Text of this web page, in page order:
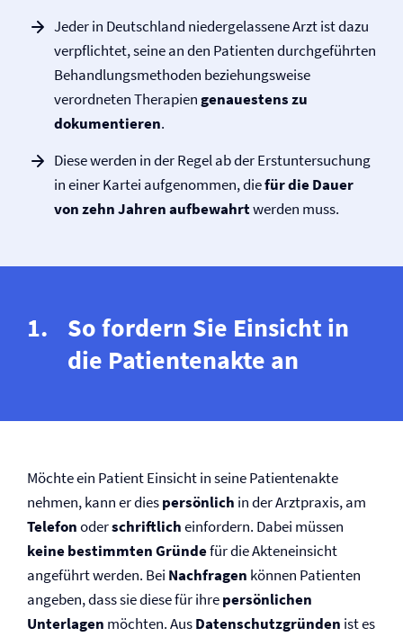
Jeder in Deutschland niedergelassene Arzt ist dazu
verpflichtet, seine an den Patienten durchgeführten
Behandlungsmethoden beziehungsweise
verordneten Therapiengenauestens zu
dokumentieren.
Diese werden in der Regel ab der Erstuntersuchung
in einer Kartei aufgenommen, diefür die Dauer
von zehn Jahren aufbewahrtwerden muss.
So fordern Sie Einsicht in
die Patientenakte an
Möchte ein Patient Einsicht in seine Patientenakte
nehmen, kann er diespersönlich in der Arztpraxis, am
Telefonoderschriftlicheinfordern. Dabei müssen
keine bestimmten Gründefür die Akteneinsicht
angeführt werden. Bei Nachfragen können Patienten
angeben, dass sie diese für ihrepersönlichen
Unterlagen möchten. AusDatenschutzgründen ist es